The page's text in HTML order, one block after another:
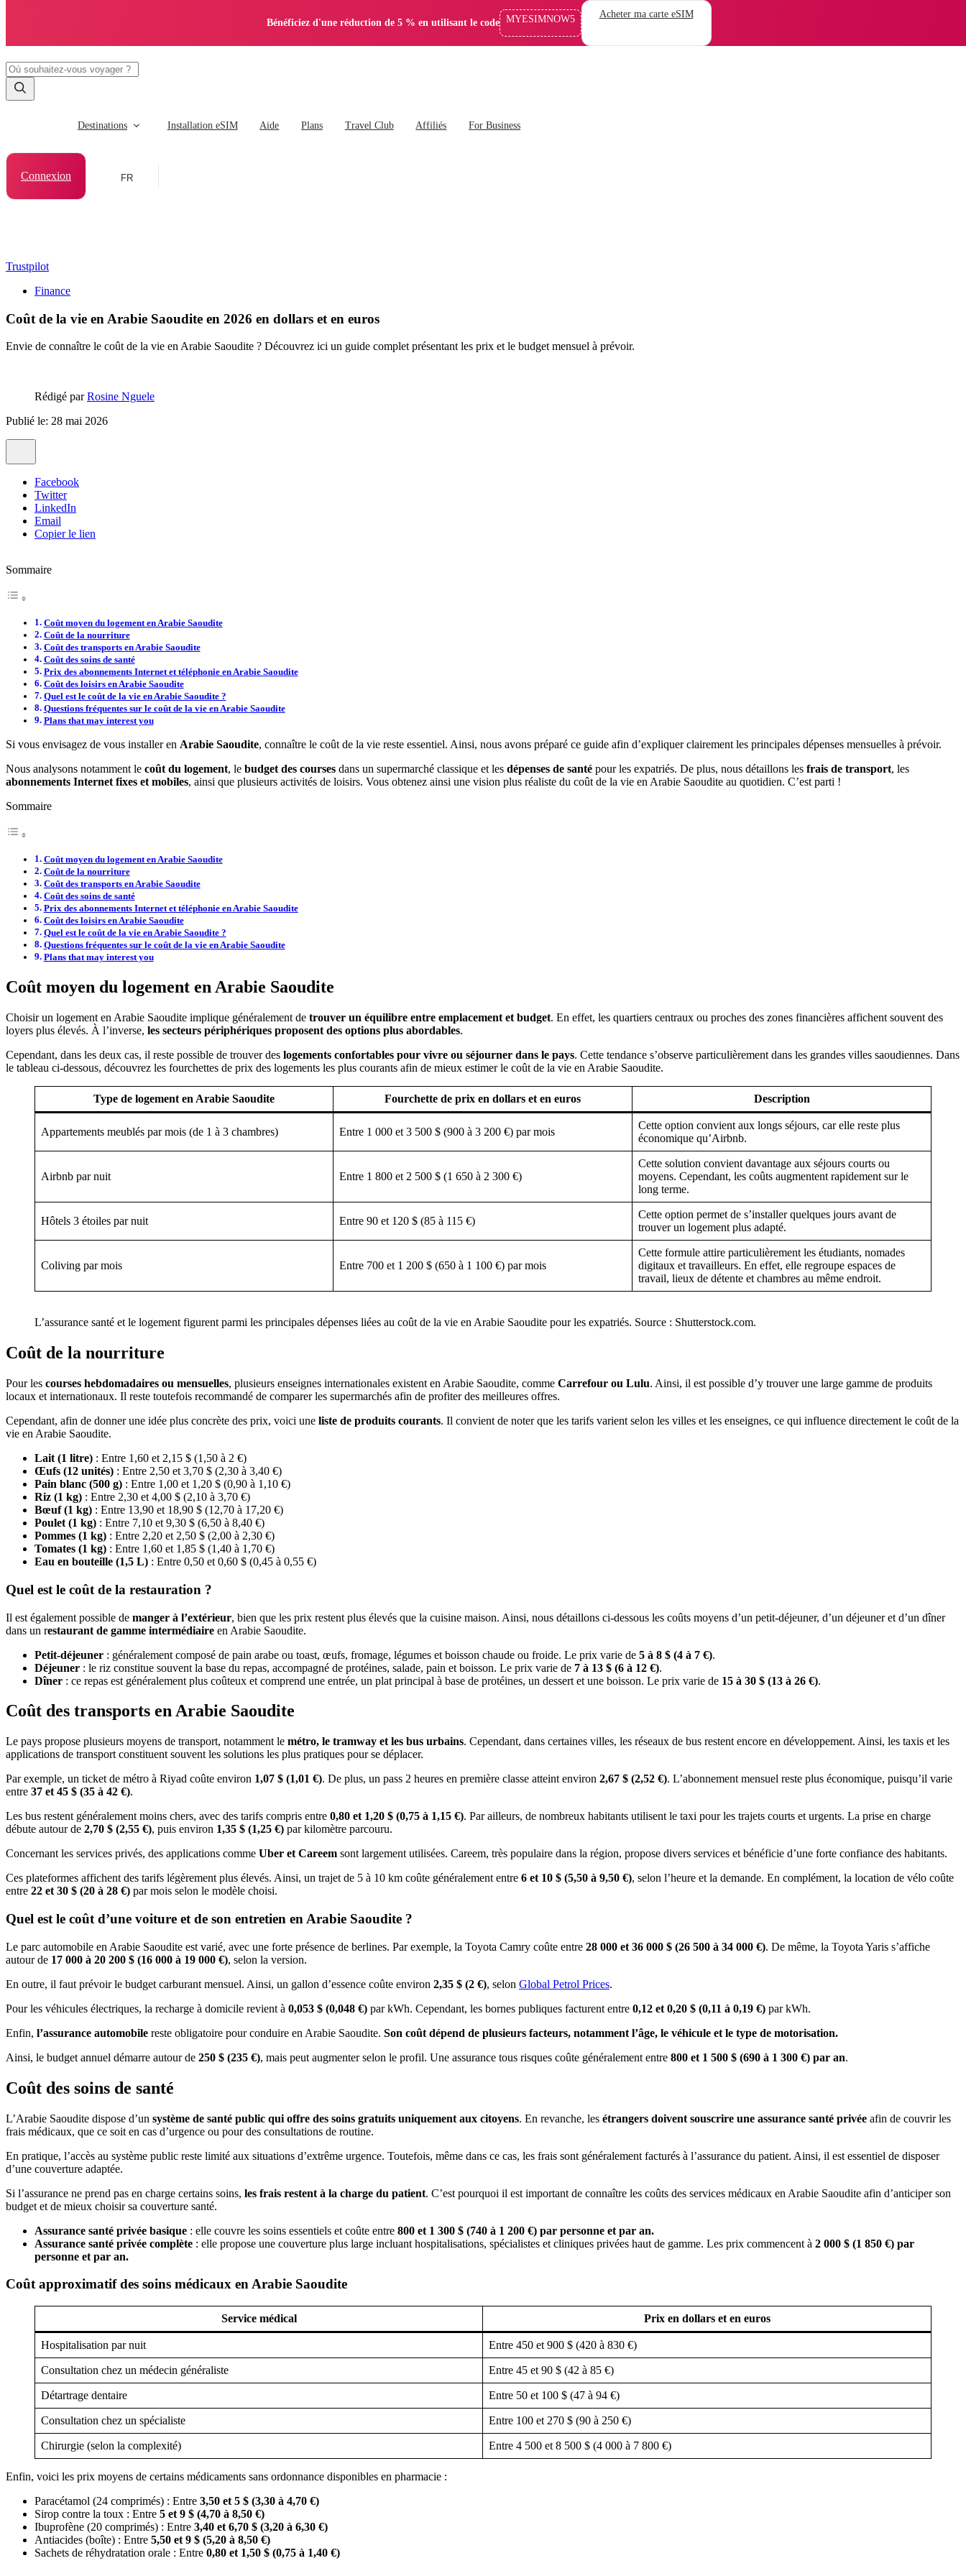
Bénéficiez d'une réduction de 5 % en utilisant le code MYESIMNOW5 Acheter ma carte eSIM
Destinations Installation eSIM Aide Plans Travel Club Affiliés For Business
Connexion FR
Trustpilot
Finance
Coût de la vie en Arabie Saoudite en 2026 en dollars et en euros
Envie de connaître le coût de la vie en Arabie Saoudite ? Découvrez ici un guide complet présentant les prix et le budget mensuel à prévoir.
Rédigé parRosine Nguele
Publié le: 28 mai 2026
Facebook
Twitter
LinkedIn
Email
Copier le lien
Sommaire
Coût moyen du logement en Arabie Saoudite
Coût de la nourriture
Coût des transports en Arabie Saoudite
Coût des soins de santé
Prix des abonnements Internet et téléphonie en Arabie Saoudite
Coût des loisirs en Arabie Saoudite
Quel est le coût de la vie en Arabie Saoudite ?
Questions fréquentes sur le coût de la vie en Arabie Saoudite
Plans that may interest you
Si vous envisagez de vous installer en Arabie Saoudite, connaître le coût de la vie reste essentiel. Ainsi, nous avons préparé ce guide afin d’expliquer clairement les principales dépenses mensuelles à prévoir.
Nous analysons notamment le coût du logement, le budget des courses dans un supermarché classique et les dépenses de santé pour les expatriés. De plus, nous détaillons les frais de transport, les
abonnements Internet fixes et mobiles, ainsi que plusieurs activités de loisirs. Vous obtenez ainsi une vision plus réaliste du coût de la vie en Arabie Saoudite au quotidien. C’est parti !
Sommaire
Coût moyen du logement en Arabie Saoudite
Coût de la nourriture
Coût des transports en Arabie Saoudite
Coût des soins de santé
Prix des abonnements Internet et téléphonie en Arabie Saoudite
Coût des loisirs en Arabie Saoudite
Quel est le coût de la vie en Arabie Saoudite ?
Questions fréquentes sur le coût de la vie en Arabie Saoudite
Plans that may interest you
Coût moyen du logement en Arabie Saoudite
Choisir un logement en Arabie Saoudite implique généralement de trouver un équilibre entre emplacement et budget. En effet, les quartiers centraux ou proches des zones financières affichent souvent des
loyers plus élevés. À l’inverse, les secteurs périphériques proposent des options plus abordables.
Cependant, dans les deux cas, il reste possible de trouver des logements confortables pour vivre ou séjourner dans le pays. Cette tendance s’observe particulièrement dans les grandes villes saoudiennes. Dans
le tableau ci-dessous, découvrez les fourchettes de prix des logements les plus courants afin de mieux estimer le coût de la vie en Arabie Saoudite.
Type de logement en Arabie Saoudite Fourchette de prix en dollars et en euros Description
Appartements meublés par mois (de 1 à 3 chambres) Entre 1 000 et 3 500 $ (900 à 3 200 €) par mois
Cette option convient aux longs séjours, car elle reste plus
économique qu’Airbnb.
Airbnb par nuit Entre 1 800 et 2 500 $ (1 650 à 2 300 €)
Cette solution convient davantage aux séjours courts ou
moyens. Cependant, les coûts augmentent rapidement sur le
long terme.
Hôtels 3 étoiles par nuit Entre 90 et 120 $ (85 à 115 €)
Cette option permet de s’installer quelques jours avant de
trouver un logement plus adapté.
Coliving par mois Entre 700 et 1 200 $ (650 à 1 100 €) par mois
Cette formule attire particulièrement les étudiants, nomades
digitaux et travailleurs. En effet, elle regroupe espaces de
travail, lieux de détente et chambres au même endroit.
L’assurance santé et le logement figurent parmi les principales dépenses liées au coût de la vie en Arabie Saoudite pour les expatriés. Source : Shutterstock.com.
Coût de la nourriture
Pour les courses hebdomadaires ou mensuelles, plusieurs enseignes internationales existent en Arabie Saoudite, comme Carrefour ou Lulu. Ainsi, il est possible d’y trouver une large gamme de produits
locaux et internationaux. Il reste toutefois recommandé de comparer les supermarchés afin de profiter des meilleures offres.
Cependant, afin de donner une idée plus concrète des prix, voici une liste de produits courants. Il convient de noter que les tarifs varient selon les villes et les enseignes, ce qui influence directement le coût de la
vie en Arabie Saoudite.
Lait (1 litre) : Entre 1,60 et 2,15 $ (1,50 à 2 €)
Œufs (12 unités) : Entre 2,50 et 3,70 $ (2,30 à 3,40 €)
Pain blanc (500 g) : Entre 1,00 et 1,20 $ (0,90 à 1,10 €)
Riz (1 kg) : Entre 2,30 et 4,00 $ (2,10 à 3,70 €)
Bœuf (1 kg) : Entre 13,90 et 18,90 $ (12,70 à 17,20 €)
Poulet (1 kg) : Entre 7,10 et 9,30 $ (6,50 à 8,40 €)
Pommes (1 kg) : Entre 2,20 et 2,50 $ (2,00 à 2,30 €)
Tomates (1 kg) : Entre 1,60 et 1,85 $ (1,40 à 1,70 €)
Eau en bouteille (1,5 L) : Entre 0,50 et 0,60 $ (0,45 à 0,55 €)
Quel est le coût de la restauration ?
Il est également possible de manger à l’extérieur, bien que les prix restent plus élevés que la cuisine maison. Ainsi, nous détaillons ci-dessous les coûts moyens d’un petit-déjeuner, d’un déjeuner et d’un dîner
dans un restaurant de gamme intermédiaire en Arabie Saoudite.
Petit-déjeuner : généralement composé de pain arabe ou toast, œufs, fromage, légumes et boisson chaude ou froide. Le prix varie de 5 à 8 $ (4 à 7 €).
Déjeuner : le riz constitue souvent la base du repas, accompagné de protéines, salade, pain et boisson. Le prix varie de 7 à 13 $ (6 à 12 €).
Dîner : ce repas est généralement plus coûteux et comprend une entrée, un plat principal à base de protéines, un dessert et une boisson. Le prix varie de 15 à 30 $ (13 à 26 €).
Coût des transports en Arabie Saoudite
Le pays propose plusieurs moyens de transport, notamment le métro, le tramway et les bus urbains. Cependant, dans certaines villes, les réseaux de bus restent encore en développement. Ainsi, les taxis et les
applications de transport constituent souvent les solutions les plus pratiques pour se déplacer.
Par exemple, un ticket de métro à Riyad coûte environ 1,07 $ (1,01 €). De plus, un pass 2 heures en première classe atteint environ 2,67 $ (2,52 €). L’abonnement mensuel reste plus économique, puisqu’il varie
entre 37 et 45 $ (35 à 42 €).
Les bus restent généralement moins chers, avec des tarifs compris entre 0,80 et 1,20 $ (0,75 à 1,15 €). Par ailleurs, de nombreux habitants utilisent le taxi pour les trajets courts et urgents. La prise en charge
débute autour de 2,70 $ (2,55 €), puis environ 1,35 $ (1,25 €) par kilomètre parcouru.
Concernant les services privés, des applications comme Uber et Careem sont largement utilisées. Careem, très populaire dans la région, propose divers services et bénéficie d’une forte confiance des habitants.
Ces plateformes affichent des tarifs légèrement plus élevés. Ainsi, un trajet de 5 à 10 km coûte généralement entre 6 et 10 $ (5,50 à 9,50 €), selon l’heure et la demande. En complément, la location de vélo coûte
entre 22 et 30 $ (20 à 28 €) par mois selon le modèle choisi.
Quel est le coût d’une voiture et de son entretien en Arabie Saoudite ?
Le parc automobile en Arabie Saoudite est varié, avec une forte présence de berlines. Par exemple, la Toyota Camry coûte entre 28 000 et 36 000 $ (26 500 à 34 000 €). De même, la Toyota Yaris s’affiche
autour de 17 000 à 20 200 $ (16 000 à 19 000 €), selon la version.
En outre, il faut prévoir le budget carburant mensuel. Ainsi, un gallon d’essence coûte environ 2,35 $ (2 €), selon Global Petrol Prices.
Pour les véhicules électriques, la recharge à domicile revient à 0,053 $ (0,048 €) par kWh. Cependant, les bornes publiques facturent entre 0,12 et 0,20 $ (0,11 à 0,19 €) par kWh.
Enfin, l’assurance automobile reste obligatoire pour conduire en Arabie Saoudite. Son coût dépend de plusieurs facteurs, notamment l’âge, le véhicule et le type de motorisation.
Ainsi, le budget annuel démarre autour de 250 $ (235 €), mais peut augmenter selon le profil. Une assurance tous risques coûte généralement entre 800 et 1 500 $ (690 à 1 300 €) par an.
Coût des soins de santé
L’Arabie Saoudite dispose d’un système de santé public qui offre des soins gratuits uniquement aux citoyens. En revanche, les étrangers doivent souscrire une assurance santé privée afin de couvrir les
frais médicaux, que ce soit en cas d’urgence ou pour des consultations de routine.
En pratique, l’accès au système public reste limité aux situations d’extrême urgence. Toutefois, même dans ce cas, les frais sont généralement facturés à l’assurance du patient. Ainsi, il est essentiel de disposer
d’une couverture adaptée.
Si l’assurance ne prend pas en charge certains soins, les frais restent à la charge du patient. C’est pourquoi il est important de connaître les coûts des services médicaux en Arabie Saoudite afin d’anticiper son
budget et de mieux choisir sa couverture santé.
Assurance santé privée basique : elle couvre les soins essentiels et coûte entre 800 et 1 300 $ (740 à 1 200 €) par personne et par an.
Assurance santé privée complète : elle propose une couverture plus large incluant hospitalisations, spécialistes et cliniques privées haut de gamme. Les prix commencent à 2 000 $ (1 850 €) par
personne et par an.
Coût approximatif des soins médicaux en Arabie Saoudite
Service médical Prix en dollars et en euros
Hospitalisation par nuit Entre 450 et 900 $ (420 à 830 €)
Consultation chez un médecin généraliste Entre 45 et 90 $ (42 à 85 €)
Détartrage dentaire Entre 50 et 100 $ (47 à 94 €)
Consultation chez un spécialiste Entre 100 et 270 $ (90 à 250 €)
Chirurgie (selon la complexité) Entre 4 500 et 8 500 $ (4 000 à 7 800 €)
Enfin, voici les prix moyens de certains médicaments sans ordonnance disponibles en pharmacie :
Paracétamol (24 comprimés) : Entre 3,50 et 5 $ (3,30 à 4,70 €)
Sirop contre la toux : Entre 5 et 9 $ (4,70 à 8,50 €)
Ibuprofène (20 comprimés) : Entre 3,40 et 6,70 $ (3,20 à 6,30 €)
Antiacides (boîte) : Entre 5,50 et 9 $ (5,20 à 8,50 €)
Sachets de réhydratation orale : Entre 0,80 et 1,50 $ (0,75 à 1,40 €)